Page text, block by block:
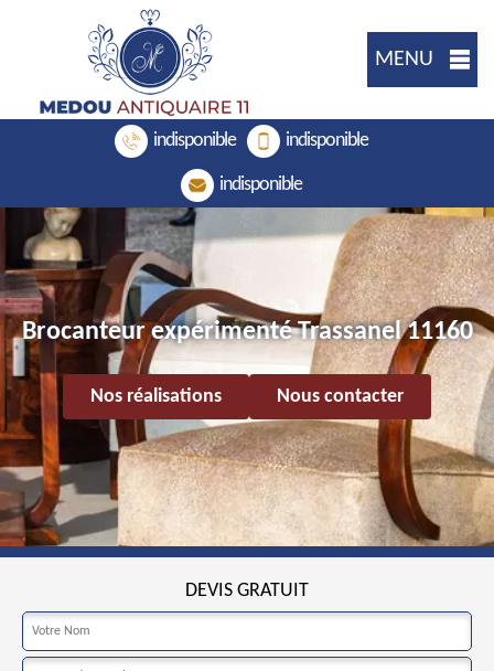
MENU
indisponible indisponible
indisponible
Brocanteur expérimenté Trassanel 11160
Nos réalisations Nous contacter
DEVIS GRATUIT